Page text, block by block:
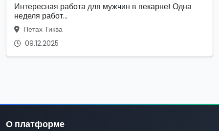
Интересная работа для мужчин в пекарне! Одна
неделя работ...
Петах Тиква
09.12.2025
О платформе